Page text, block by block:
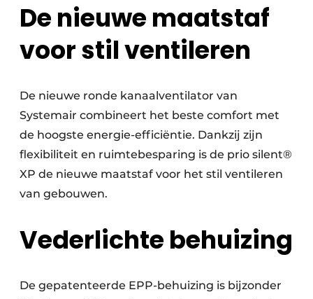
De nieuwe maatstaf
voor stil ventileren
De nieuwe ronde kanaalventilator van
Systemair combineert het beste comfort met
de hoogste energie-efficiëntie. Dankzij zijn
flexibiliteit en ruimtebesparing is de prio silent®
XP de nieuwe maatstaf voor het stil ventileren
van gebouwen.
Vederlichte behuizing
De gepatenteerde EPP-behuizing is bijzonder